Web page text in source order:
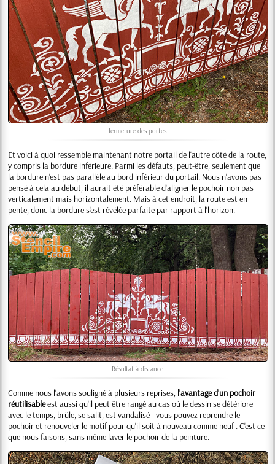
fermeture des portes
Et voici à quoi ressemble maintenant notre portail de l'autre côté de la route,
y compris la bordure inférieure. Parmi les défauts, peut-être, seulement que
la bordure n'est pas parallèle au bord inférieur du portail. Nous n'avons pas
pensé à cela au début, il aurait été préférable d'aligner le pochoir non pas
verticalement mais horizontalement. Mais à cet endroit, la route est en
pente, donc la bordure s'est révélée parfaite par rapport à l'horizon.
Résultat à distance
Comme nous l'avons souligné à plusieurs reprises, l'avantage d'un pochoir
réutilisableest aussi qu'il peut être rangé au cas où le dessin se détériore
avec le temps, brûle, se salit, est vandalisé - vous pouvez reprendre le
pochoir et renouveler le motif pour qu'il soit à nouveau comme neuf . C'est ce
que nous faisons, sans même laver le pochoir de la peinture.